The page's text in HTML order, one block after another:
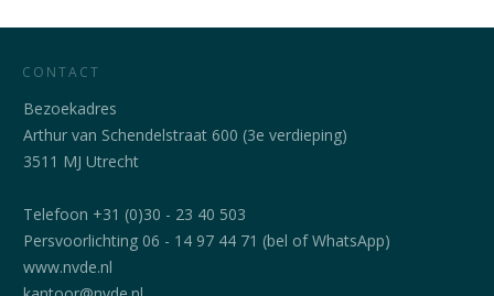
CONTACT
Bezoekadres
Arthur van Schendelstraat 600 (3e verdieping)
3511 MJ Utrecht
Telefoon +31 (0)30 - 23 40 503
Persvoorlichting 06 - 14 97 44 71 (bel of WhatsApp)
www.nvde.nl